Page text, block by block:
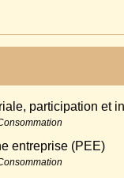
participation et
entreprise (PEE)